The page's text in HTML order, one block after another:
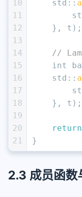
10
11
12
13
14
15
16
17
18
19
20
21
    std::
    }, t);
//
int
    std::
    }, t);
return
}
2.3 成员函